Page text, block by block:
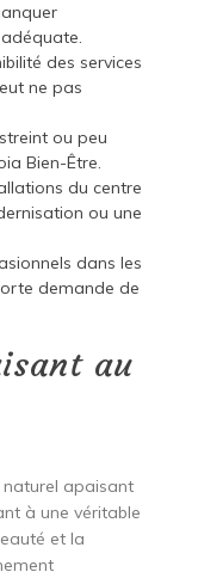
des services
ne pas
ou peu
Bien-Être.
du centre
ou une
dans les
demande de
au
naturel apaisant
à une véritable
et la